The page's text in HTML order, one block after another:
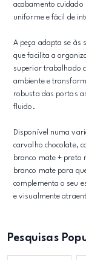
acabamento
uniforme e fácil de
A peça adapta se às
que facilita a
superior trabalhado
ambiente e
robusta das portas
fluido.
Disponível numa
carvalho chocolate,
branco mate + preto
branco mate para
complementa o seu
e visualmente
Pesquisas